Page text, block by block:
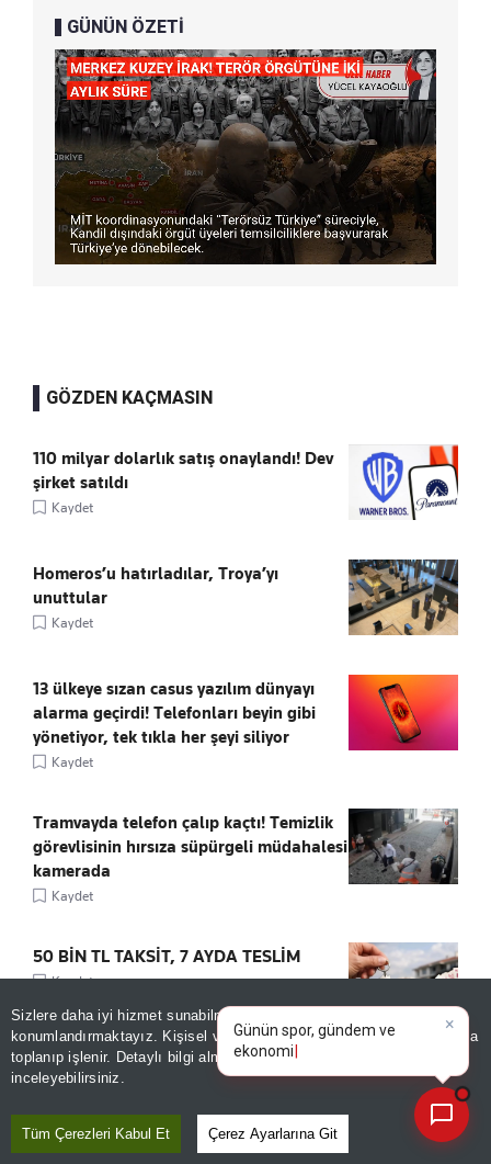
Sizlere daha iyi hizmet sunabilmek adına sitemizde
konumlandırmaktayız. Kişisel verileriniz, KVKK ve GDPR kapsamında
toplanıp işlenir. Detaylı bilgi almak içinAydınlatma Metnimizi
inceleyebilirsiniz.
Tüm Çerezleri Kabul Et Çerez Ayarlarına Git
GÜNÜN ÖZETİ
GÖZDEN KAÇMASIN
110 milyar dolarlık satış onaylandı! Dev
şirket satıldı
Kaydet
Homeros’u hatırladılar, Troya’yı
unuttular
Kaydet
13 ülkeye sızan casus yazılım dünyayı
alarma geçirdi! Telefonları beyin gibi
yönetiyor, tek tıkla her şeyi siliyor
Kaydet
Tramvayda telefon çalıp kaçtı! Temizlik
görevlisinin hırsıza süpürgeli müdahalesi
kamerada
Kaydet
50 BİN TL TAKSİT, 7 AYDA TESLİM
Kaydet
ÖNE ÇIKANLAR
×
Günün spor, gündem ve
ekonomi gelişmelerini analiz
edin!